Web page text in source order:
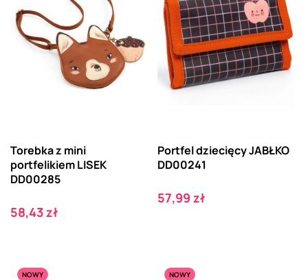
Torebka z mini
portfelikiem LISEK
DD00285
Cena
58,43 zł
Portfel dziecięcy JABŁKO
DD00241
Cena
57,99 zł
NOWY
NOWY